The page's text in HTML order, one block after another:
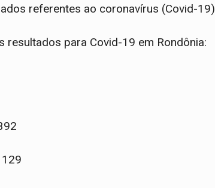
referentes ao coronavírus (Covid-19)
para Covid-19 em Rondônia: